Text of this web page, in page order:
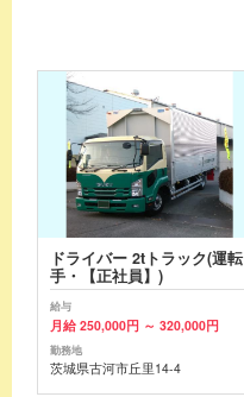
ドライバー 2tトラック(運転
手・【正社員】)
給与
月給 250,000円 ～ 320,000円
勤務地
茨城県古河市丘里14-4